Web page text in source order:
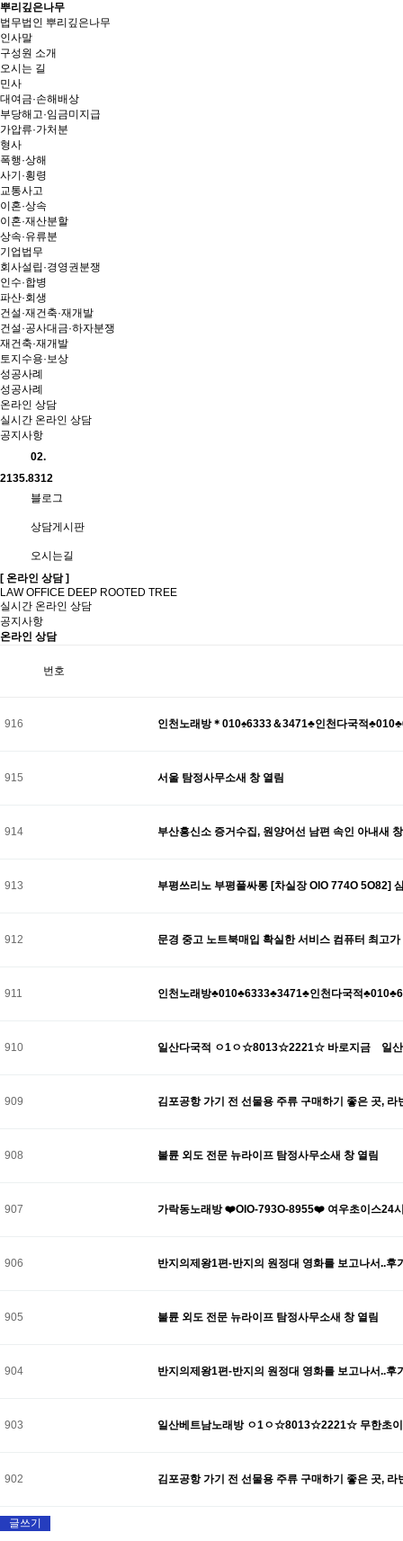
뿌리깊은나무
법무법인 뿌리깊은나무
인사말
구성원 소개
오시는 길
민사
대여금·손해배상
부당해고·임금미지급
가압류·가처분
형사
폭행·상해
사기·횡령
교통사고
이혼·상속
이혼·재산분할
상속·유류분
기업법무
회사설립·경영권분쟁
인수·합병
파산·회생
건설·재건축·재개발
건설·공사대금·하자분쟁
재건축·재개발
토지수용·보상
성공사례
성공사례
온라인 상담
실시간 온라인 상담
공지사항
02.
2135.8312
블로그
상담게시판
오시는길
[ 온라인 상담 ]
LAW OFFICE DEEP ROOTED TREE
실시간 온라인 상담
공지사항
온라인 상담
번호
916 인천노래방＊010♠6333＆3471♣인천다국적
915 서울 탐정사무소새 창 열림
914 부산흥신소 증거수집, 원양어선 남편 속인 아내새
913 부평쓰리노 부평풀싸롱 [차실장 OlO 774O 5O82]
912 문경 중고 노트북매입 확실한 서비스 컴퓨터 최고
911 인천노래방♣010♣6333♣3471♣인천다국적
910 일산다국적 ㅇ1ㅇ☆8013☆2221☆ 바로지금 일산
909 김포공항 가기 전 선물용 주류 구매하기 좋은 곳,
908 불륜 외도 전문 뉴라이프 탐정사무소새 창 열림
907 가락동노래방 ❤️OlO-793O-8955❤️ 여우초이스24
906 반지의제왕1편-반지의 원정대 영화를 보고나서..
905 불륜 외도 전문 뉴라이프 탐정사무소새 창 열림
904 반지의제왕1편-반지의 원정대 영화를 보고나서..
903 일산베트남노래방 ㅇ1ㅇ☆8013☆2221☆ 무한초이
902 김포공항 가기 전 선물용 주류 구매하기 좋은 곳,
글쓰기